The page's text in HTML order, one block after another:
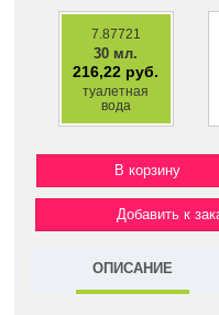
7.87721
30 мл.
216,22 руб.
туалетная
вода
Добавить к
ОПИСАНИЕ